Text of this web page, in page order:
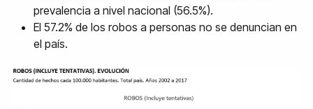
prevalencia a nivel nacional (56.5%).
El 57.2% de los robos a personas no se denuncian en
el país.